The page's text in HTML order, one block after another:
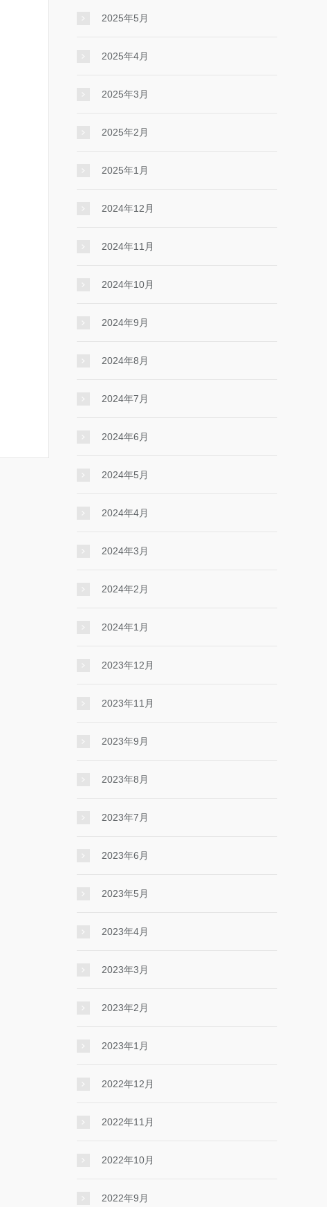
2025年5月
2025年4月
2025年3月
2025年2月
2025年1月
2024年12月
2024年11月
2024年10月
2024年9月
2024年8月
2024年7月
2024年6月
2024年5月
2024年4月
2024年3月
2024年2月
2024年1月
2023年12月
2023年11月
2023年9月
2023年8月
2023年7月
2023年6月
2023年5月
2023年4月
2023年3月
2023年2月
2023年1月
2022年12月
2022年11月
2022年10月
2022年9月